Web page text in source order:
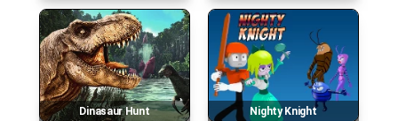
Dinasaur Hunt Nighty Knight